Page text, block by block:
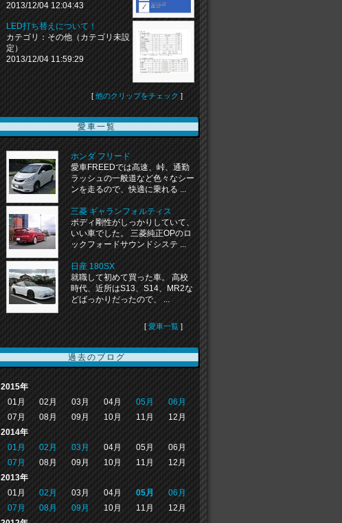
2013/12/04 12:04:43
LED打ち替えについて！
カテゴリ：その他（カテゴリ未設
定）
2013/12/04 11:59:29
[ 他のクリップをチェック ]
愛車一覧
ホンダ フリード
愛車FREEDでは高速、峠、通勤
ラッシュの一般道など色々なシー
ンを走るので、快適に乗れる ...
三菱 ギャランフォルティス
ボディ剛性がしっかりしていて、
いい車でした。 三菱純正OPのロ
ックフォードサウンドシステ ...
日産 180SX
就職して初めて買った車。 高校
時代、近所はS13、S14、MR2な
どばっかりだったので、 ...
[ 愛車一覧 ]
過去のブログ
2015年
01月
02月 03月 04月 05月
06月
07月
08月 09月 10月 11月
12月
2014年
01月
02月 03月 04月 05月
06月
07月
08月 09月 10月 11月
12月
2013年
01月
02月 03月 04月 05月
06月
07月
08月 09月 10月 11月
12月